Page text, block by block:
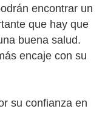
encontrar un
que hay que
buena salud.
encaje con su
su confianza en